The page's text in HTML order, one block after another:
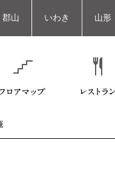
郡山 いわき 山形